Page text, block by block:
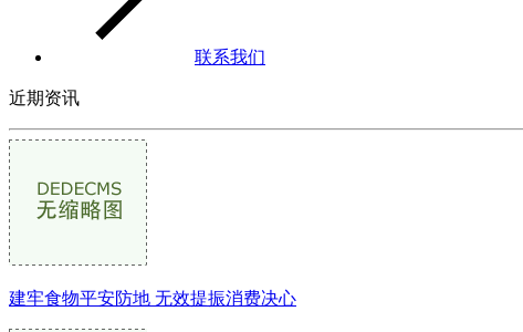
联系我们
近期资讯
建牢食物平安防地 无效提振消费决心